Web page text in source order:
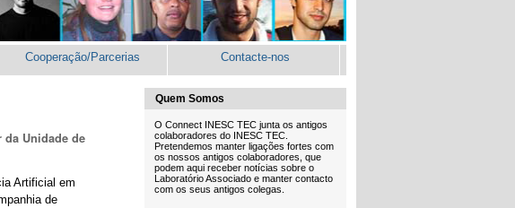
Cooperação/Parcerias Contacte-nos
da Unidade de
Artificial em
de
Quem Somos
O Connect INESC TEC junta os antigos
colaboradores do INESC TEC.
Pretendemos manter ligações fortes com
os nossos antigos colaboradores, que
podem aqui receber notícias sobre o
Laboratório Associado e manter contacto
com os seus antigos colegas.